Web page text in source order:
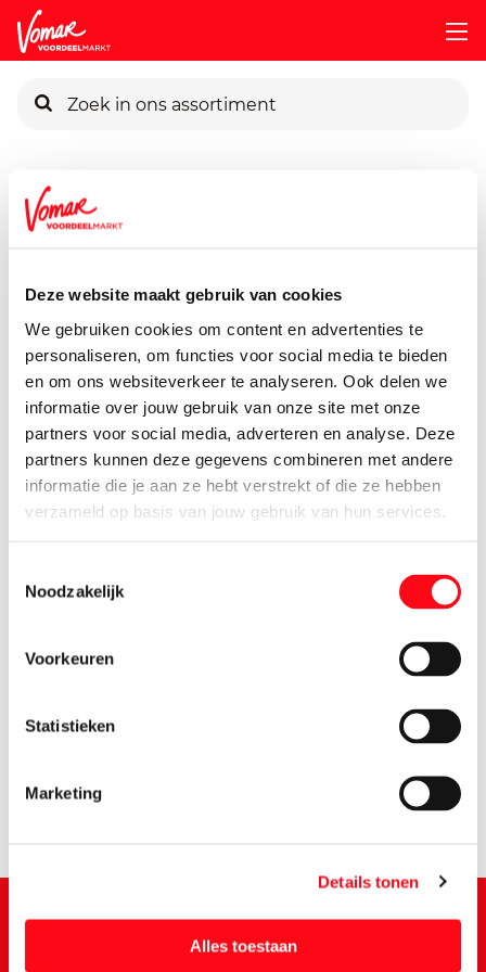
Deze website maakt gebruik van cookies
We gebruiken cookies om content en advertenties te
personaliseren, om functies voor social media te bieden
en om ons websiteverkeer te analyseren. Ook delen we
informatie over jouw gebruik van onze site met onze
partners voor social media, adverteren en analyse. Deze
partners kunnen deze gegevens combineren met andere
informatie die je aan ze hebt verstrekt of die ze hebben
verzameld op basis van jouw gebruik van hun services.
Noodzakelijk
Voorkeuren
Statistieken
Marketing
Details tonen
Alles toestaan
Pincode vergeten
Persoonlijk KIK-account
Assortiment
570 ml
3.55